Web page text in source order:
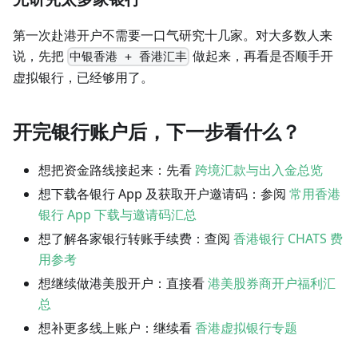
第一次赴港开户不需要一口气研究十几家。对大多数人来
说，先把 中银香港 + 香港汇丰 做起来，再看是否顺手开
虚拟银行，已经够用了。
开完银行账户后，下一步看什么？
想把资金路线接起来：先看 跨境汇款与出入金总览
想下载各银行 App 及获取开户邀请码：参阅 常用香港
银行 App 下载与邀请码汇总
想了解各家银行转账手续费：查阅 香港银行 CHATS 费
用参考
想继续做港美股开户：直接看港美股券商开户福利汇
总
想补更多线上账户：继续看香港虚拟银行专题